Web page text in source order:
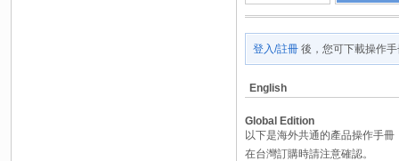
登入/註冊 後，您可下載操作
English
Global Edition
以下是海外共通的產品操作手
在台灣訂購時請注意確認。